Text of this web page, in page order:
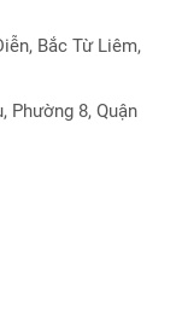
Bắc Từ Liêm,
Phường 8, Quận